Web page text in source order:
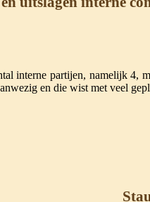
interne partijen, namelijk
en die wist met veel